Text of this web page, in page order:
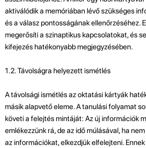
aktiválódik a memóriában lévő szükséges
és a válasz pontosságának ellenőrzéséhez.
megerősíti a szinaptikus kapcsolatokat, és
kifejezés hatékonyabb megjegyzésében.
1.2. Távolságra helyezett ismétlés
A távolsági ismétlés az oktatási kártyák
másik alapvető eleme. A tanulási folyamat
követi a felejtés mintáját: Az új információk
emlékezzünk rá, de az idő múlásával, ha
az információkat, elkezdjük elfelejteni.